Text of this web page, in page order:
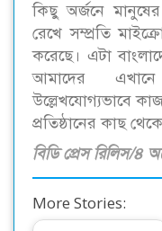
কিছু অর্জনে মানুষের
রেখে সম্প্রতি
করেছে। এটা
আমাদের
উল্লেখযোগ্যভাবে
প্রতিষ্ঠানের কাছ
বিডি প্রেস রিলিস/
More Stories: